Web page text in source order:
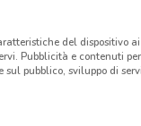
del dispositivo
Pubblicità e contenuti
pubblico, sviluppo di